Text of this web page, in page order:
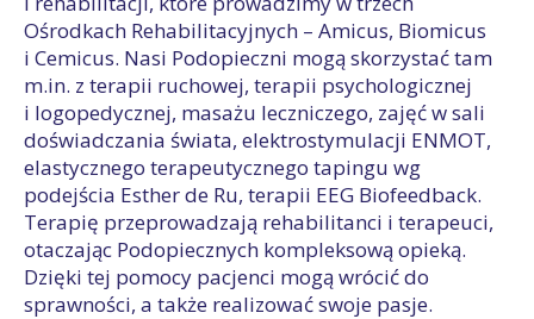
Ośrodkach Rehabilitacyjnych – Amicus, Biomicus
i Cemicus. Nasi Podopieczni mogą skorzystać tam
m.in. z terapii ruchowej, terapii psychologicznej
i logopedycznej, masażu leczniczego, zajęć w sali
doświadczania świata, elektrostymulacji ENMOT,
elastycznego terapeutycznego tapingu wg
podejścia Esther de Ru, terapii EEG Biofeedback.
Terapię przeprowadzają rehabilitanci i terapeuci,
otaczając Podopiecznych kompleksową opieką.
Dzięki tej pomocy pacjenci mogą wrócić do
sprawności, a także realizować swoje pasje.